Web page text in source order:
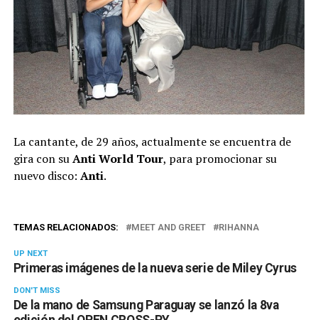
La cantante, de 29 años, actualmente se encuentra de
gira con suAnti World Tour, para promocionar su
nuevo disco: Anti.
TEMAS RELACIONADOS: MEET AND GREET RIHANNA
UP NEXT
Primeras imágenes de la nueva serie de Miley Cyrus
DON'T MISS
De la mano de Samsung Paraguay se lanzó la 8va